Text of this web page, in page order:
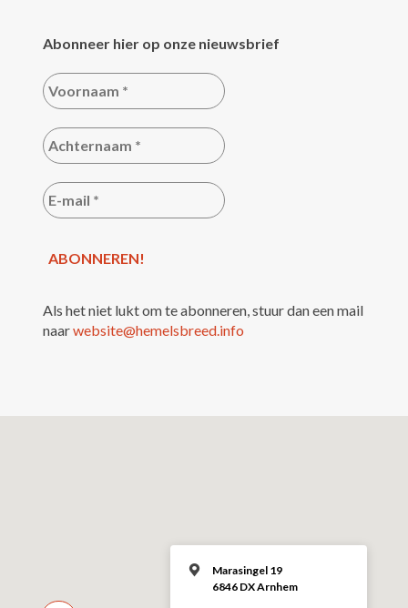
Abonneer hier op onze nieuwsbrief
Als het niet lukt om te abonneren, stuur dan een mail
naarwebsite@hemelsbreed.info
Marasingel 19
6846 DX Arnhem